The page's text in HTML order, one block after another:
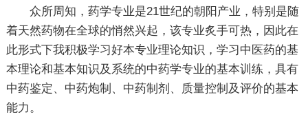
众所周知，药学专业是21世纪的朝阳产业，特别是随
着天然药物在全球的悄然兴起，该专业炙手可热，因此在
此形式下我积极学习好本专业理论知识，学习中医药的基
本理论和基本知识及系统的中药学专业的基本训练，具有
中药鉴定、中药炮制、中药制剂、质量控制及评价的基本
能力。